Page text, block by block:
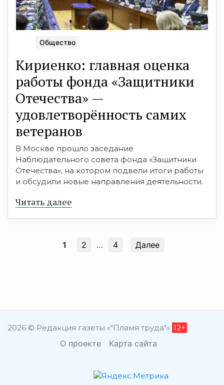
Общество
Кириенко: главная оценка
работы фонда «Защитники
Отечества» —
удовлетворённость самих
ветеранов
В Москве прошло заседание
Наблюдательного совета фонда «Защитники
Отечества», на котором подвели итоги работы
и обсудили новые направления деятельности.
Читать далее
1 2 … 4 Далее
2026 © Редакция газеты «"Пламя труда"» 12+
О проекте Карта сайта